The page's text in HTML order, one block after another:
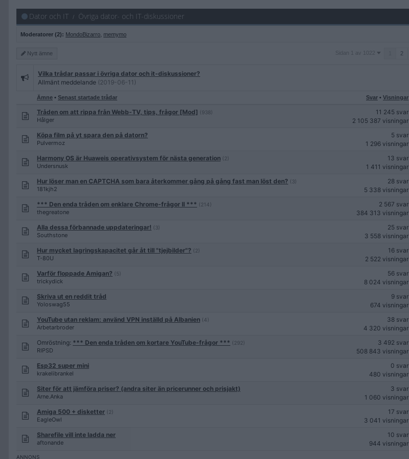
Dator och IT Övriga dator- och IT-diskussioner
Moderatorer (2): MondoBizarro memymo
Nytt ämne
Sidan
Sidan 1 av 1022 2
Vilka trådar passar i övriga dator och it-diskussioner?
Allmänt meddelande (2019-06-11)
Ämne • Senast startade trådar Svar • Visningar
Tråden om att rippa från Webb-TV, tips, frågor [Mod] (938)
Hålger
11 245 svar
2 105 387 visningar
Köpa film på yt spara den på datorn?
Pulvermoz
5 svar
1 296 visningar
Harmony OS är Huaweis operativsystem för nästa generation (2)
Undersnusk
13 svar
1 411 visningar
Hur löser man en CAPTCHA som bara återkommer gång på gång fast man löst den? (3)
181kjh2
28 svar
5 338 visningar
*** Den enda tråden om enklare Chrome-frågor II *** (214)
thegreatone
2 567 svar
384 313 visningar
Alla dessa förbannade uppdateringar! (3)
Southstone
25 svar
3 558 visningar
Hur mycket lagringskapacitet går åt till "tjejbilder"? (2)
T-80U
16 svar
2 522 visningar
Varför floppade Amigan? (5)
trickydick
56 svar
8 024 visningar
Skriva ut en reddit tråd
Yoloswag55
9 svar
674 visningar
YouTube utan reklam: använd VPN inställd på Albanien (4)
Arbetarbroder
38 svar
4 320 visningar
Omröstning: *** Den enda tråden om kortare YouTube-frågor *** (292)
RIPSD
3 492 svar
508 843 visningar
Esp32 super mini
krakelibrankel
0 svar
480 visningar
Siter för att jämföra priser? (andra siter än pricerunner och prisjakt)
Arne.Anka
3 svar
1 060 visningar
Amiga 500 + disketter (2)
EagleOwl
17 svar
3 041 visningar
Sharefile vill inte ladda ner
aftonande
10 svar
944 visningar